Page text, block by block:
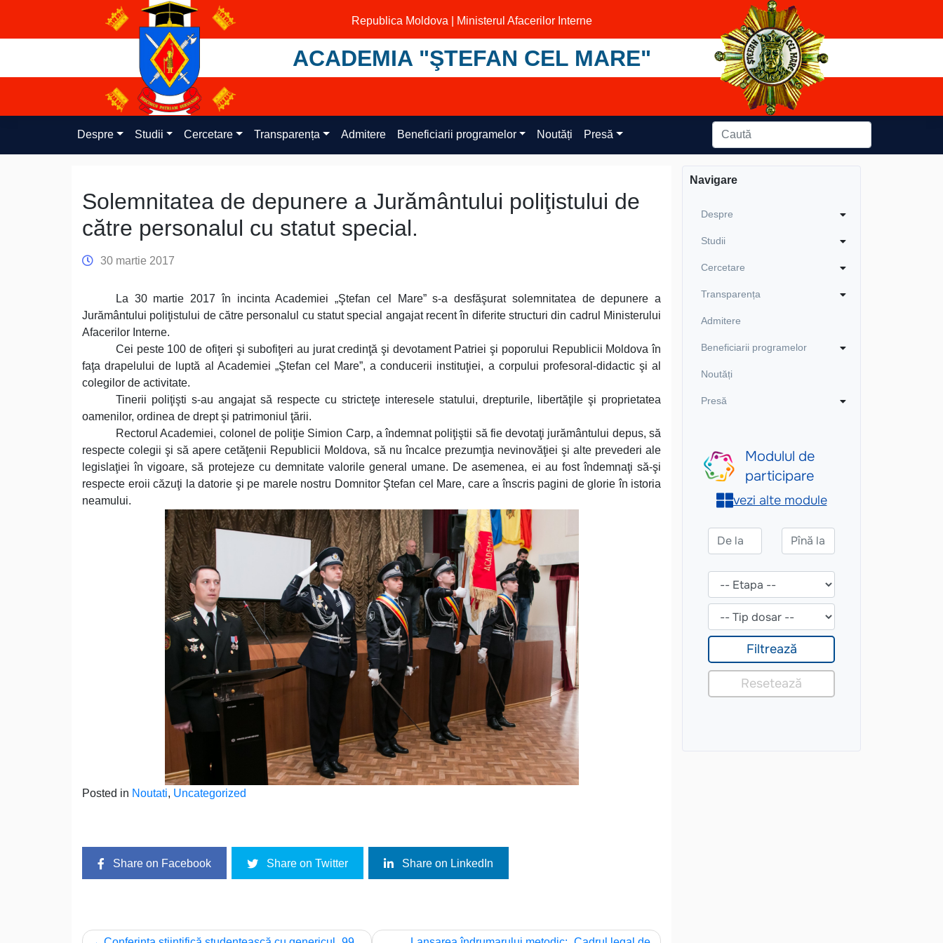
content
Republica Moldova | Ministerul Afacerilor Interne
ACADEMIA "ŞTEFAN CEL MARE"
Despre Studii Cercetare Transparența Admitere Beneficiarii programelor Noutăți Presă
Solemnitatea de depunere a Jurământului poliţistului de
către personalul cu statut special.
30 martie 2017
La 30 martie 2017 în incinta Academiei „Ştefan cel Mare” s-a desfăşurat solemnitatea de depunere a
Jurământului poliţistului de către personalul cu statut special angajat recent în diferite structuri din cadrul Ministerului
Afacerilor Interne.
Cei peste 100 de ofiţeri şi subofiţeri au jurat credinţă şi devotament Patriei şi poporului Republicii Moldova în
faţa drapelului de luptă al Academiei „Ştefan cel Mare”, a conducerii instituţiei, a corpului profesoral-didactic şi al
colegilor de activitate.
Tinerii poliţişti s-au angajat să respecte cu stricteţe interesele statului, drepturile, libertăţile şi proprietatea
oamenilor, ordinea de drept şi patrimoniul ţării.
Rectorul Academiei, colonel de poliţie Simion Carp, a îndemnat poliţiştii să fie devotaţi jurământului depus, să
respecte colegii şi să apere cetăţenii Republicii Moldova, să nu încalce prezumţia nevinovăţiei şi alte prevederi ale
legislaţiei în vigoare, să protejeze cu demnitate valorile general umane. De asemenea, ei au fost îndemnaţi să-şi
respecte eroii căzuţi la datorie şi pe marele nostru Domnitor Ştefan cel Mare, care a înscris pagini de glorie în istoria
neamului.
Posted in Noutati, Uncategorized
Share on Facebook Share on Twitter Share on LinkedIn
Navigare
Despre
Studii
Cercetare
Transparența
Admitere
Beneficiarii programelor
Noutăți
Presă